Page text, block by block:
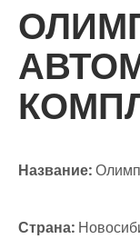
Название:
Страна: